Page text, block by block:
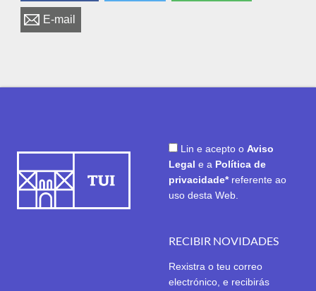
E-mail
Lin e acepto o Aviso
Legal e a Política de
privacidade* referente ao
uso desta Web.
RECIBIR NOVIDADES
Rexistra o teu correo
electrónico, e recibirás